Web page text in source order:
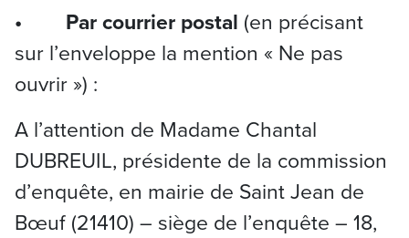
• Par courrier postal (en précisant
sur l’enveloppe la mention « Ne pas
ouvrir ») :
A l’attention de Madame Chantal
DUBREUIL, présidente de la commission
d’enquête, en mairie de Saint Jean de
Bœuf (21410) – siège de l’enquête – 18,